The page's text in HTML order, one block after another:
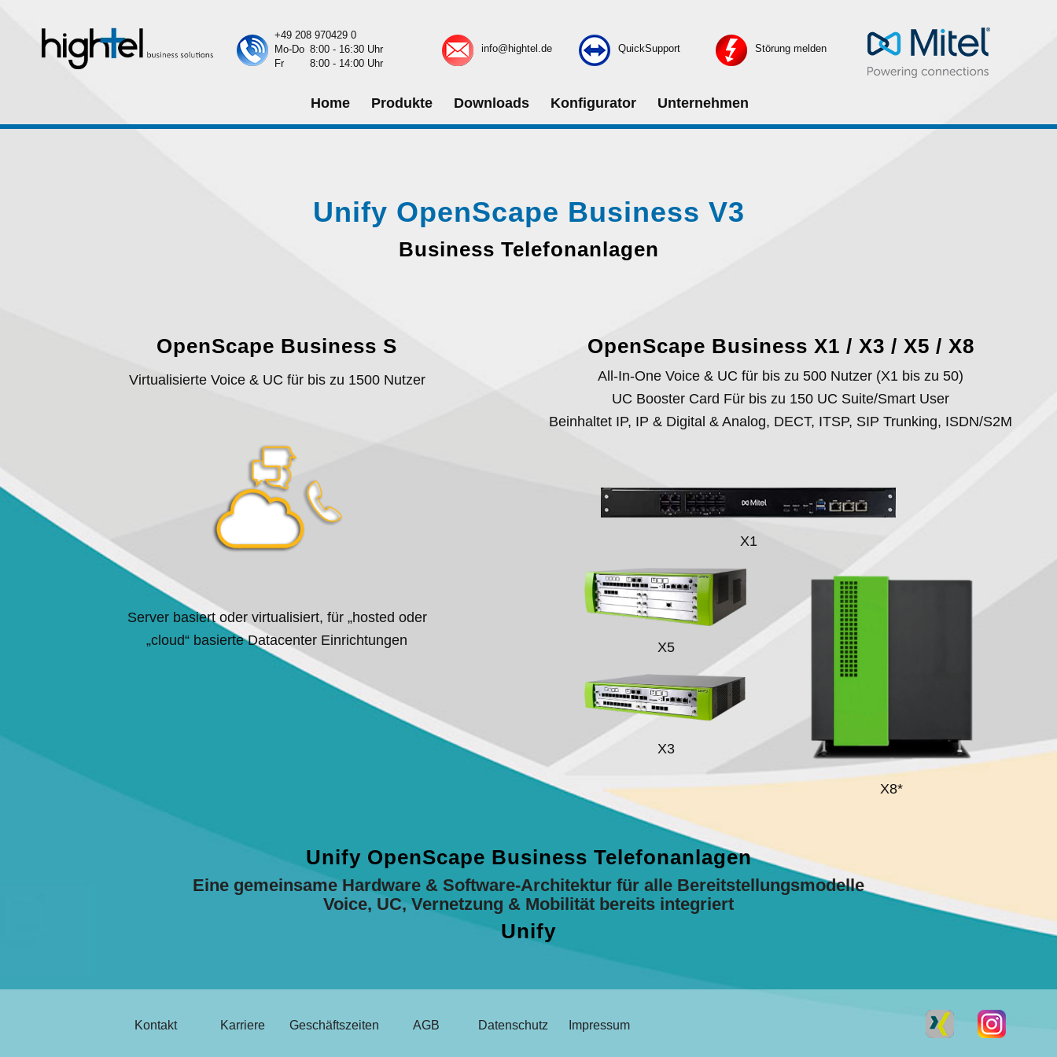
+49 208 970429 0
Mo-Do 8:00 - 16:30 Uhr
Fr
8:00 - 14:00 Uhr
info@hightel.de QuickSupport Störung melden
Home Produkte Downloads Konfigurator Unternehmen
Unify OpenScape Business V3
Business Telefonanlagen
OpenScape Business S
Virtualisierte Voice & UC für bis zu 1500 Nutzer
Server basiert oder virtualisiert, für „hosted oder
„cloud“ basierte Datacenter Einrichtungen
OpenScape Business X1 / X3 / X5 / X8
All-In-One Voice & UC für bis zu 500 Nutzer (X1 bis zu 50)
UC Booster Card Für bis zu 150 UC Suite/Smart User
Beinhaltet IP, IP & Digital & Analog, DECT, ITSP, SIP Trunking, ISDN/S2M
X1
X5
X3
X8*
Unify OpenScape Business Telefonanlagen
Eine gemeinsame Hardware & Software-Architektur für alle Bereitstellungsmodelle
Voice, UC, Vernetzung & Mobilität bereits integriert
Unify
Kontakt Karriere Geschäftszeiten AGB Datenschutz Impressum